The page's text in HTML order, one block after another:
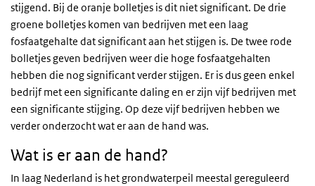
stijgend. Bij de oranje bolletjes is dit niet significant. De drie
groene bolletjes komen van bedrijven met een laag
fosfaatgehalte dat significant aan het stijgen is. De twee rode
bolletjes geven bedrijven weer die hoge fosfaatgehalten
hebben die nog significant verder stijgen. Er is dus geen enkel
bedrijf met een significante daling en er zijn vijf bedrijven met
een significante stijging. Op deze vijf bedrijven hebben we
verder onderzocht wat er aan de hand was.
Wat is er aan de hand?
In laag Nederland is het grondwaterpeil meestal gereguleerd